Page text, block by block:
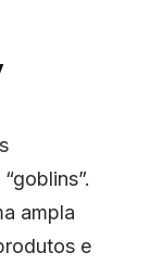
ampla
e